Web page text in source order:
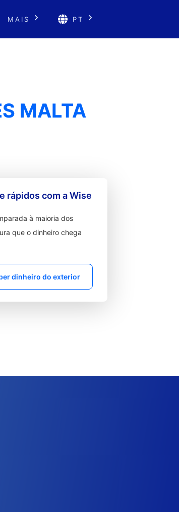
MAIS PT
MALTA
rápidos com a Wise
à maioria dos
que o dinheiro chega
dinheiro do exterior